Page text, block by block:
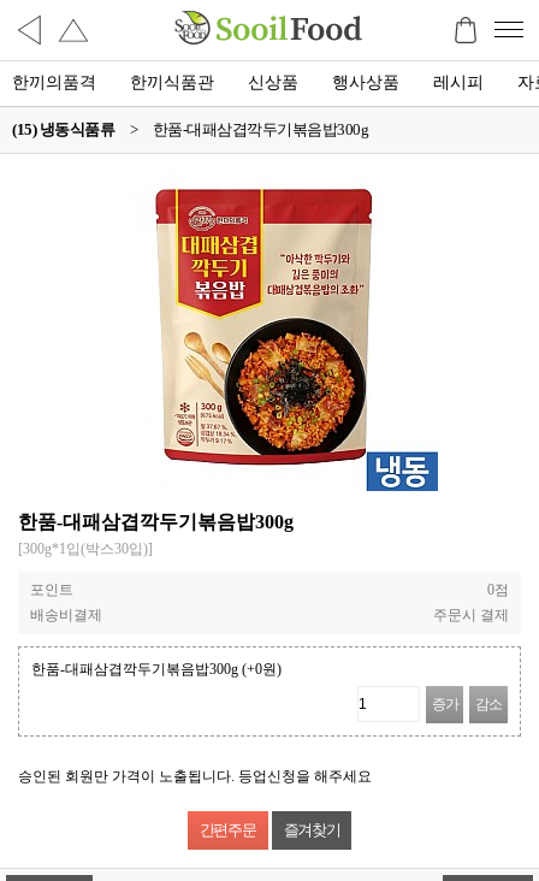
한끼의품격 한끼식품관 신상품 행사상품 레시피 자
(15) 냉동식품류 > 한품-대패삼겹깍두기볶음밥300g
한품-대패삼겹깍두기볶음밥300g
[300g*1입(박스30입)]
포인트
0점
배송비결제
주문시 결제
한품-대패삼겹깍두기볶음밥300g (+0원)
증가 감소
승인된 회원만 가격이 노출됩니다. 등업신청을 해주세요
즐겨찾기